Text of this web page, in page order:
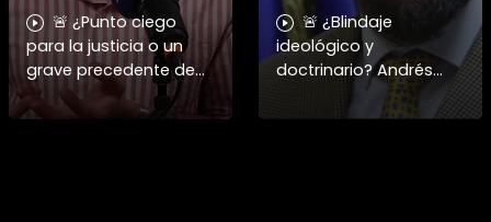
🚨 ¿Punto ciego
para la justicia o un
grave precedente de
impunidad? Juan Pablo
Sanhueza analiza el
🚨 ¿Blindaje
ideológico y
doctrinario? Andrés
Giordano cuestiona la
alineación de la